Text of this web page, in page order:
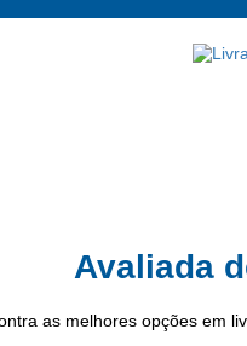
Avaliada
as melhores opções em